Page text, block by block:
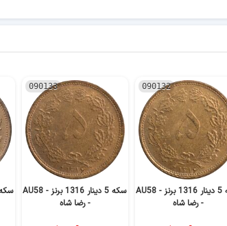
090132
سکه 5 دینار 1316 برنز - AU58
- رضا شاه
090133
سکه 5 دینار 1316 برنز - AU58
- رضا شاه